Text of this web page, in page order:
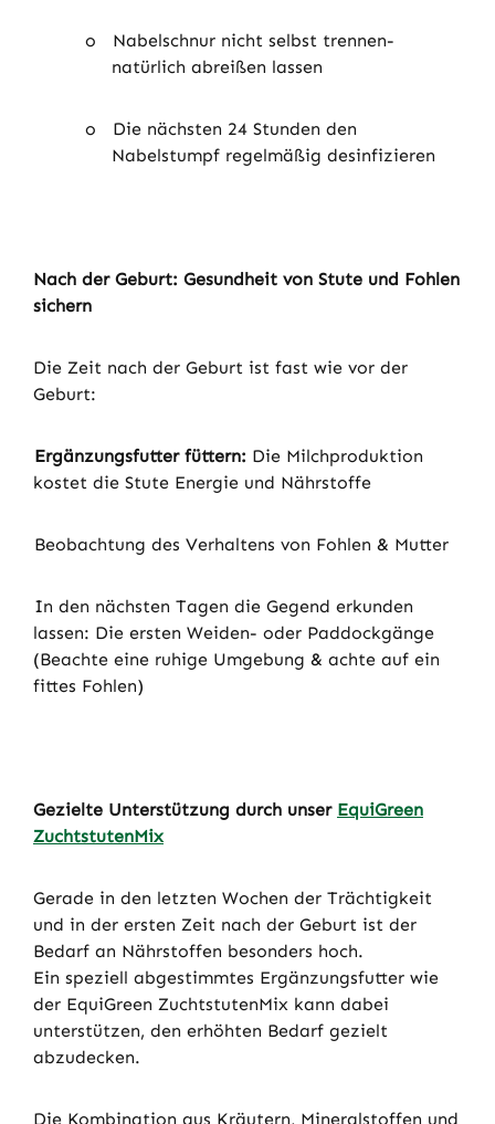
o
Nabelschnur nicht selbst trennen-
natürlich abreißen lassen
o
Die nächsten 24 Stunden den
Nabelstumpf regelmäßig desinfizieren
Nach der Geburt: Gesundheit von Stute und Fohlen
sichern
Die Zeit nach der Geburt ist fast wie vor der
Geburt:
Ergänzungsfutter füttern: Die Milchproduktion
kostet die Stute Energie und Nährstoffe
Beobachtung des Verhaltens von Fohlen & Mutter
In den nächsten Tagen die Gegend erkunden
lassen: Die ersten Weiden- oder Paddockgänge
(Beachte eine ruhige Umgebung & achte auf ein
fittes Fohlen)
Gezielte Unterstützung durch unser EquiGreen
ZuchtstutenMix
Gerade in den letzten Wochen der Trächtigkeit
und in der ersten Zeit nach der Geburt ist der
Bedarf an Nährstoffen besonders hoch.
Ein speziell abgestimmtes Ergänzungsfutter wie
der EquiGreen ZuchtstutenMix kann dabei
unterstützen, den erhöhten Bedarf gezielt
abzudecken.
Die Kombination aus Kräutern, Mineralstoffen und